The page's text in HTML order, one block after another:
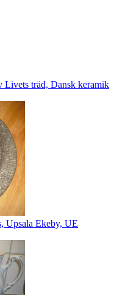
Livets träd, Dansk keramik
Upsala Ekeby, UE